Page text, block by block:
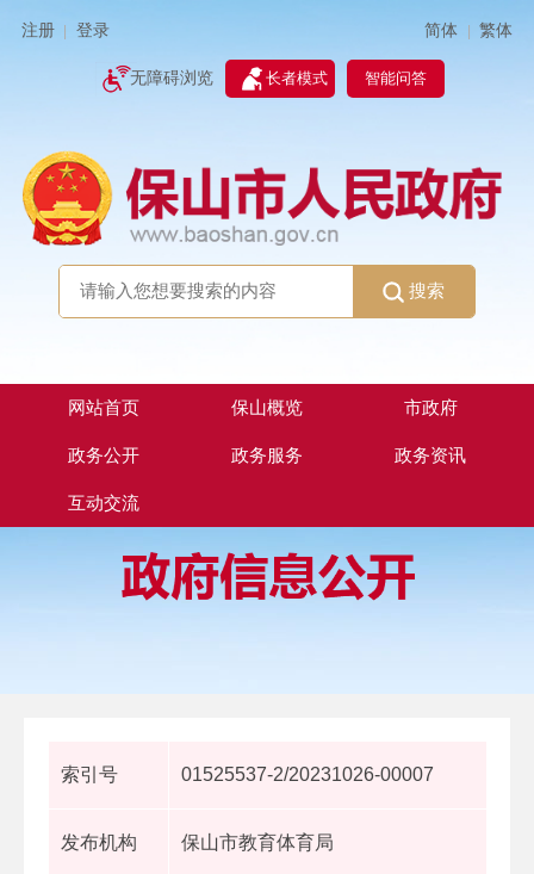
注册 登录 简体 | 繁体
无障碍浏览 长者模式 智能问答
搜索
网站首页 保山概览 市政府
政务公开 政务服务 政务资讯
互动交流
索引号 01525537-2/20231026-00007
发布机构 保山市教育体育局